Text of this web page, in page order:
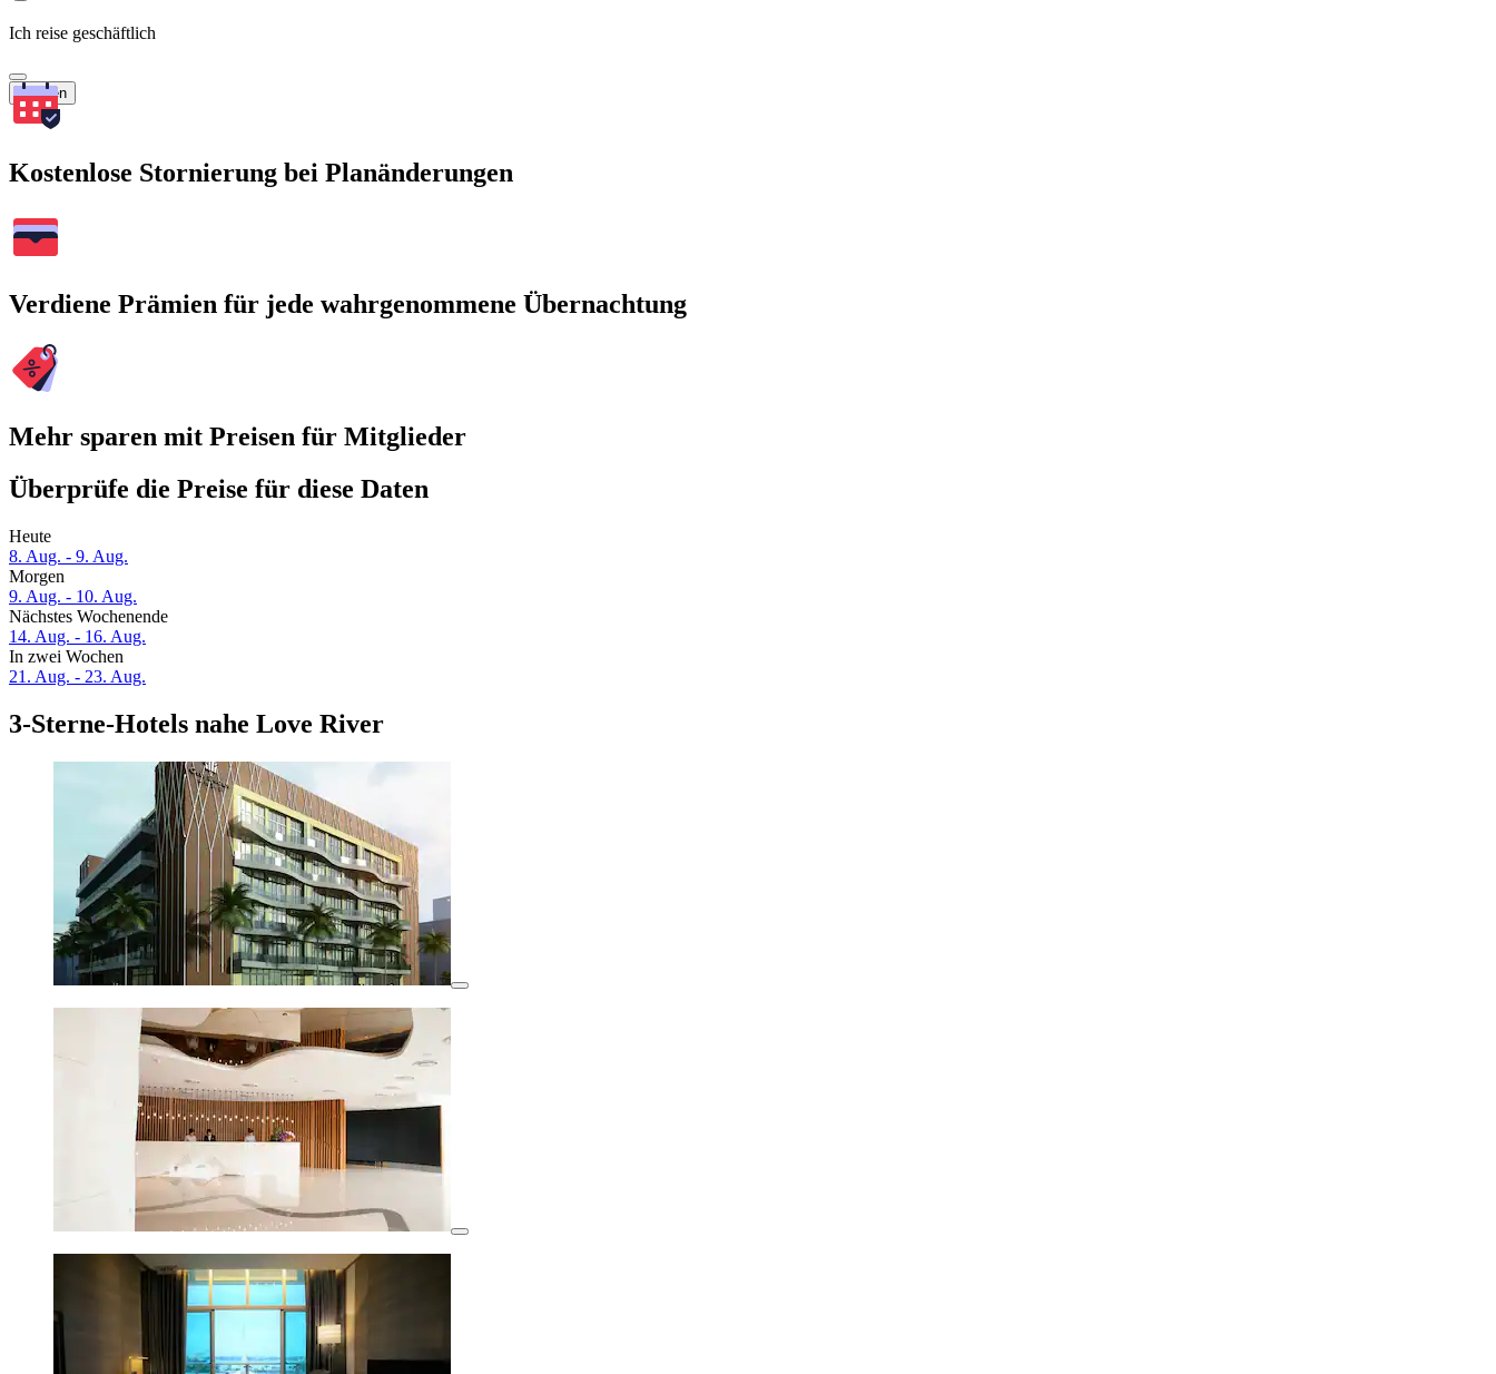
Ich reise geschäftlich
Suchen
Kostenlose Stornierung bei Planänderungen
Verdiene Prämien für jede wahrgenommene Übernachtung
Mehr sparen mit Preisen für Mitglieder
Überprüfe die Preise für diese Daten
Heute
8. Aug. - 9. Aug.
Morgen
9. Aug. - 10. Aug.
Nächstes Wochenende
14. Aug. - 16. Aug.
In zwei Wochen
21. Aug. - 23. Aug.
3-Sterne-Hotels nahe Love River